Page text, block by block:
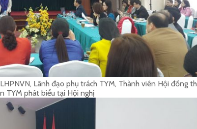
Lãnh đạo phụ trách TYM, Thành viên Hội đồng
TYM phát biểu tại Hội nghị